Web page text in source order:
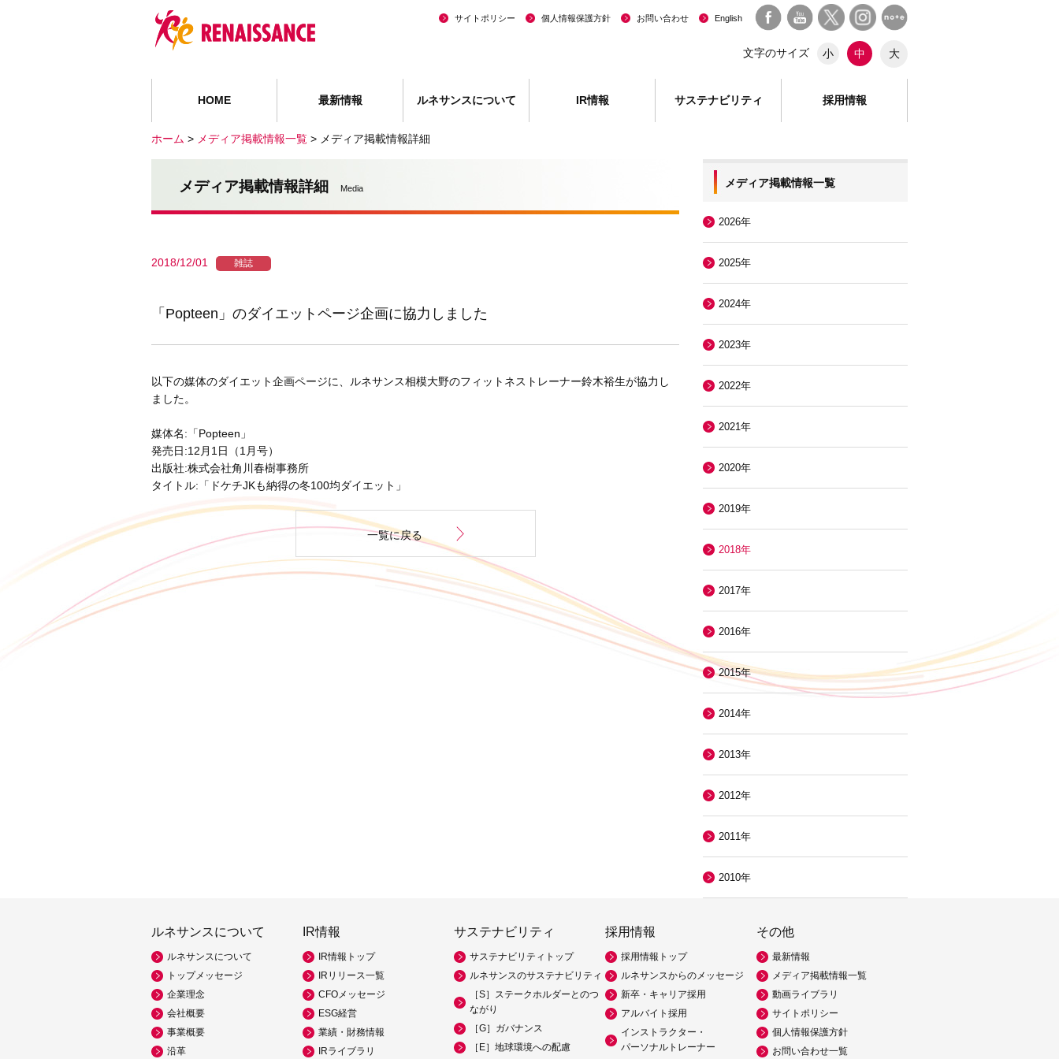
HOME 最新情報 ルネサンスについて IR情報 サステナビリティ 採用情報
サイトポリシー 個人情報保護方針 お問い合わせ English
文字のサイズ 小 中 大
ホーム > メディア掲載情報一覧 > メディア掲載情報詳細
メディア掲載情報詳細 Media
2018/12/01 雑誌
「Popteen」のダイエットページ企画に協力しました
以下の媒体のダイエット企画ページに、ルネサンス相模大野のフィットネストレーナー鈴木裕生が協力し
ました。
媒体名:「Popteen」
発売日:12月1日（1月号）
出版社:株式会社角川春樹事務所
タイトル:「ドケチJKも納得の冬100均ダイエット」
一覧に戻る
メディア掲載情報一覧
2026年
2025年
2024年
2023年
2022年
2021年
2020年
2019年
2018年
2017年
2016年
2015年
2014年
2013年
2012年
2011年
2010年
ルネサンスについて
ルネサンスについて
トップメッセージ
企業理念
会社概要
事業概要
沿革
IR情報
IR情報トップ
IRリリース一覧
CFOメッセージ
ESG経営
業績・財務情報
IRライブラリ
サステナビリティ
サステナビリティトップ
ルネサンスのサステナビリティ
［S］ステークホルダーとのつ
ながり
［G］ガバナンス
［E］地球環境への配慮
採用情報
採用情報トップ
ルネサンスからのメッセージ
新卒・キャリア採用
アルバイト採用
インストラクター・
パーソナルトレーナー
その他
最新情報
メディア掲載情報一覧
動画ライブラリ
サイトポリシー
個人情報保護方針
お問い合わせ一覧